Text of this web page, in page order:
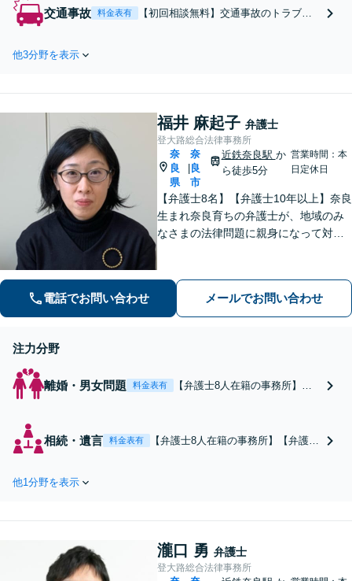
軽にご相談ください。多くの女
交通事故 料金表有
【初回相談無料】交通事故のトラブル
信あり。損害賠償請求／示談交渉【休
他3分野を表示
福井 麻起子 弁護士
登大路総合法律事務所
奈
良
県
奈
良
市
近鉄奈良駅 か
ら徒歩5分
営業時間：本
日定休日
【弁護士8名】【弁護士10年以上】奈良
生まれ奈良育ちの弁護士が、地域のみ
なさまの法律問題に親身になって対応
を伺うことを大切にしています【近鉄
奈良駅5分】【オンライン相談可】
電話でお問い合わせ メールでお問い合わせ
注力分野
離婚・男女問題 料金表有
【弁護士8人在籍の事務所】
関するトラブルはご相談くださ
相続・遺言 料金表有
【弁護士8人在籍の事務所】【弁護士
す【近鉄奈良駅4分】【夜間・休日の
他1分野を表示
瀧口 勇 弁護士
登大路総合法律事務所